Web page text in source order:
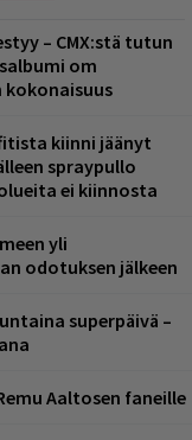
– CMX:stä tutun
om
kokonaisuus
kiinni jäänyt
spraypullo
ei kiinnosta
yli
odotuksen jälkeen
superpäivä –
Aaltosen faneille